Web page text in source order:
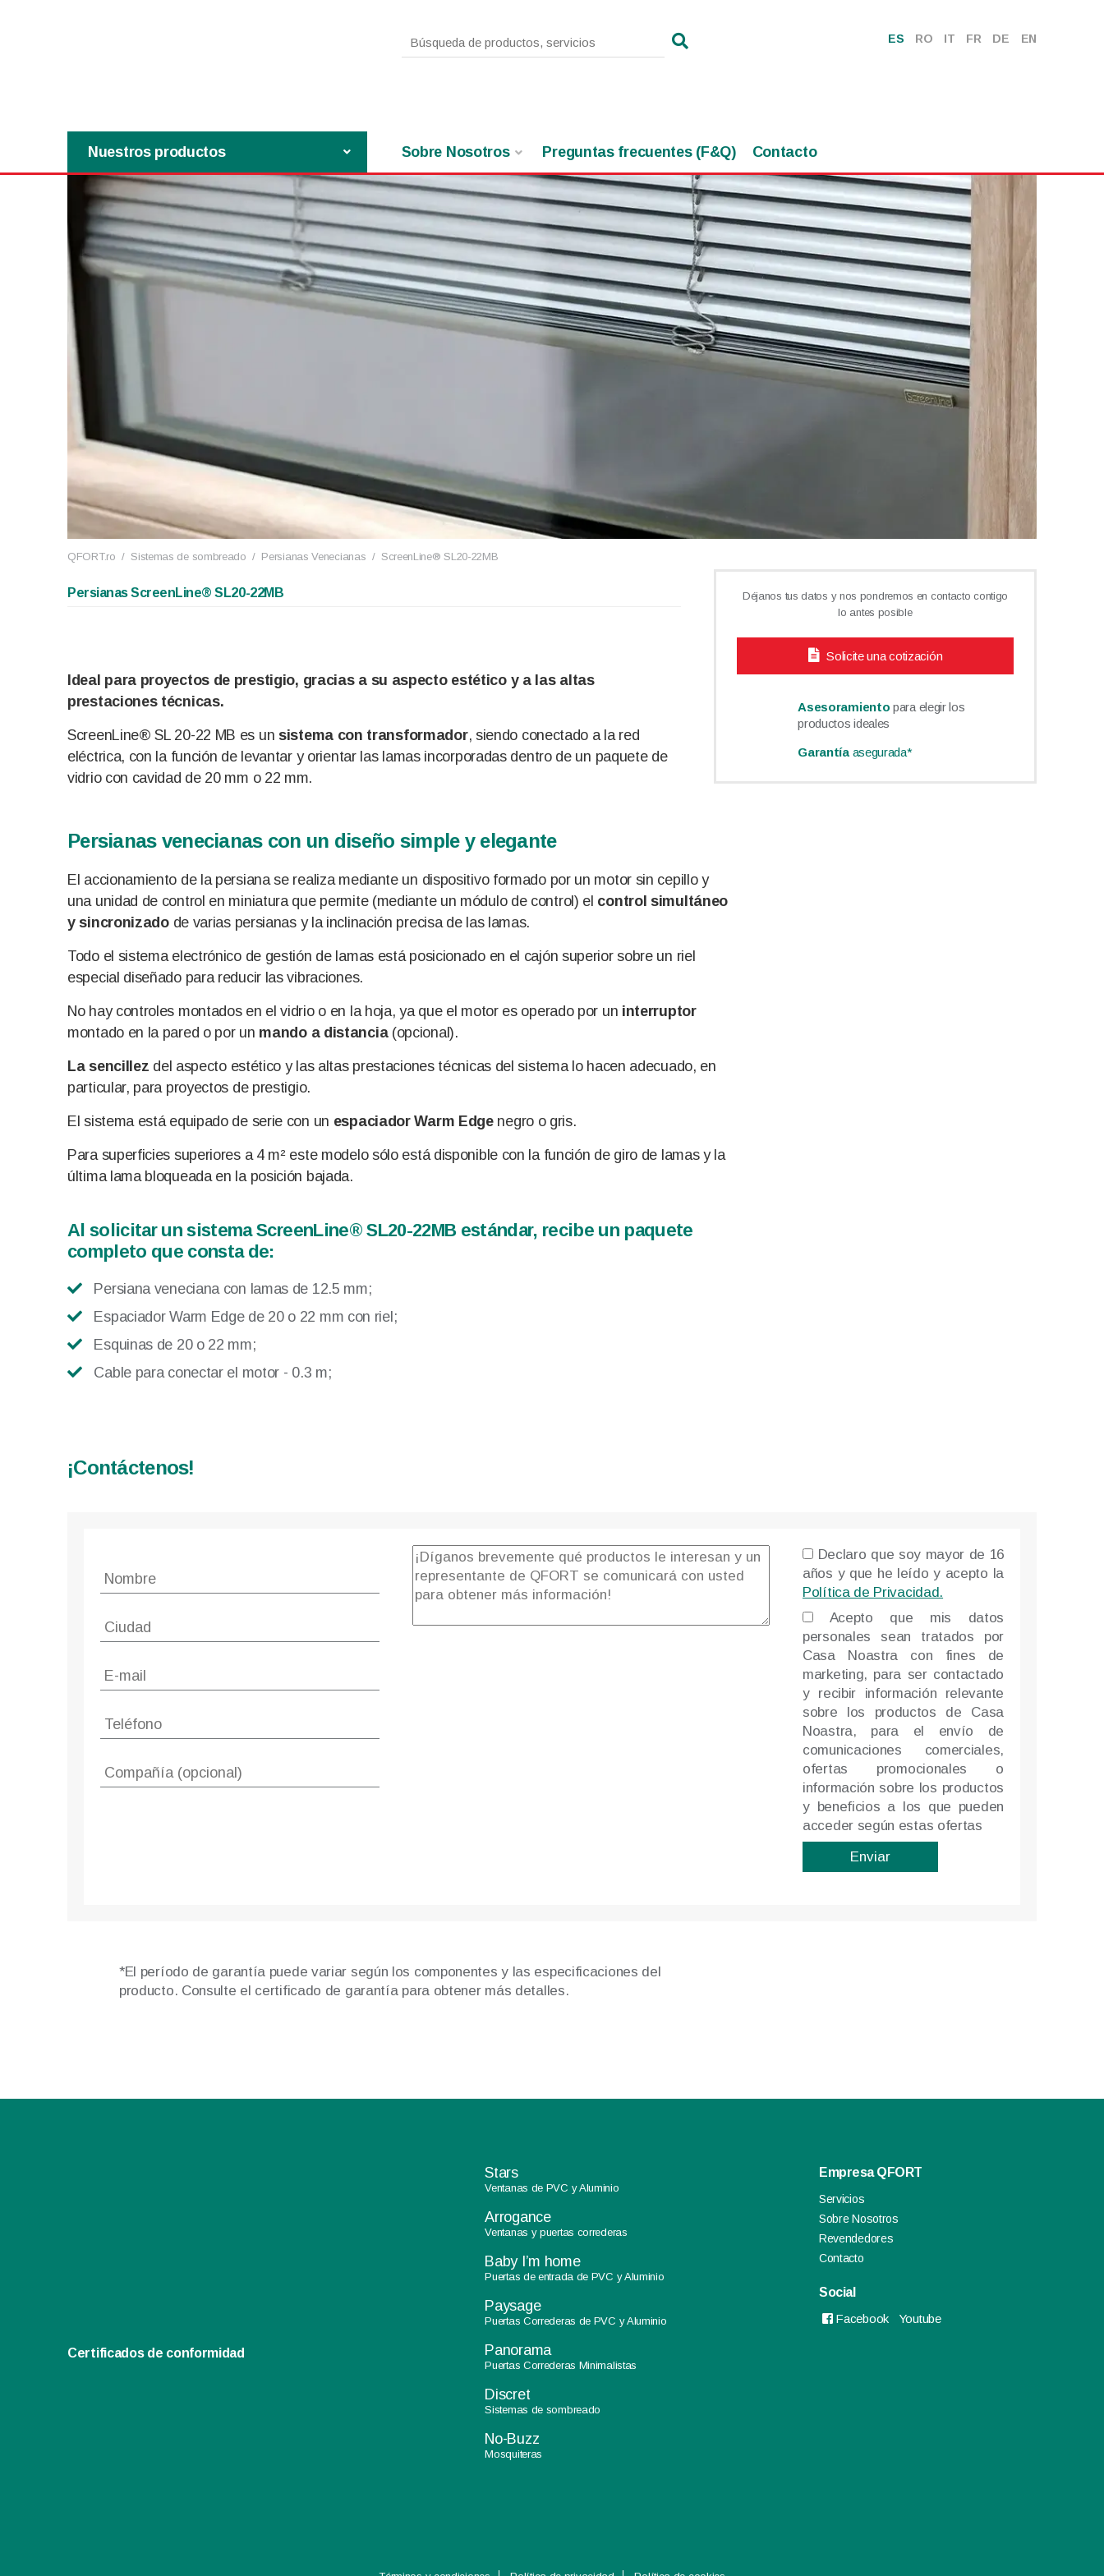
ES RO IT FR DE EN
Nuestros productos Sobre Nosotros Preguntas frecuentes (F&Q) Contacto
QFORT.ro /Sistemas de sombreado / Persianas Venecianas / ScreenLine® SL20-22MB
Persianas ScreenLine® SL20-22MB
Ideal para proyectos de prestigio, gracias a su aspecto estético y a las altas
prestaciones técnicas.
ScreenLine® SL 20-22 MB es un sistema con transformador, siendo conectado a la red
eléctrica, con la función de levantar y orientar las lamas incorporadas dentro de un paquete de
vidrio con cavidad de 20 mm o 22 mm.
Déjanos tus datos y nos pondremos en contacto contigo
lo antes posible
Solicite una cotización
Asesoramiento para elegir los
productos ideales
Garantíaasegurada*
Persianas venecianas con un diseño simple y elegante
El accionamiento de la persiana se realiza mediante un dispositivo formado por un motor sin cepillo y
una unidad de control en miniatura que permite (mediante un módulo de control) el control simultáneo
y sincronizadode varias persianas y la inclinación precisa de las lamas.
Todo el sistema electrónico de gestión de lamas está posicionado en el cajón superior sobre un riel
especial diseñado para reducir las vibraciones.
No hay controles montados en el vidrio o en la hoja, ya que el motor es operado por un interruptor
montado en la pared o por un mando a distancia(opcional).
La sencillez del aspecto estético y las altas prestaciones técnicas del sistema lo hacen adecuado, en
particular, para proyectos de prestigio.
El sistema está equipado de serie con un espaciador Warm Edgenegro o gris.
Para superficies superiores a 4 m² este modelo sólo está disponible con la función de giro de lamas y la
última lama bloqueada en la posición bajada.
Al solicitar un sistema ScreenLine® SL20-22MB estándar, recibe un paquete
completo que consta de:
Persiana veneciana con lamas de 12.5 mm;
Espaciador Warm Edge de 20 o 22 mm con riel;
Esquinas de 20 o 22 mm;
Cable para conectar el motor - 0.3 m;
¡Contáctenos!
Declaro que soy mayor de 16
años y que he leído y acepto la
Política de Privacidad.
Acepto que mis datos
personales sean tratados por
Casa Noastra con fines de
marketing, para ser contactado
y recibir información relevante
sobre los productos de Casa
Noastra, para el envío de
comunicaciones comerciales,
ofertas promocionales o
información sobre los productos
y beneficios a los que pueden
acceder según estas ofertas
Please leave
*El período de garantía puede variar según los componentes y las especificaciones del
producto. Consulte el certificado de garantía para obtener más detalles.
Certificados de conformidad
Stars
Ventanas de PVC y Aluminio
Arrogance
Ventanas y puertas correderas
Baby I’m home
Puertas de entrada de PVC y Aluminio
Paysage
Puertas Correderas de PVC y Aluminio
Panorama
Puertas Correderas Minimalistas
Discret
Sistemas de sombreado
No-Buzz
Mosquiteras
Empresa QFORT
Servicios
Sobre Nosotros
Revendedores
Contacto
Social
Facebook
Youtube